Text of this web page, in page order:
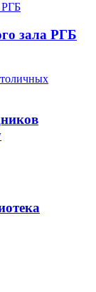
зала РГБ